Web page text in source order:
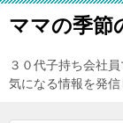
ママの季節
３０代子持ち会社
気になる情報を発信